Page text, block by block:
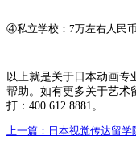
④私立学校：7万左右人民币
以上就是关于日本动画
帮助。如有更多关于艺术
打：400 612 8881。
上一篇： 日本视觉传达留学